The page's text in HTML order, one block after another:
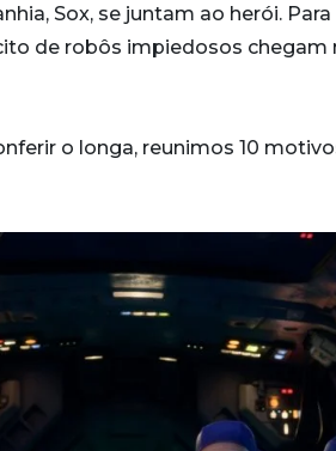
Sox, se juntam ao herói.
de robôs impiedosos
o longa, reunimos 10